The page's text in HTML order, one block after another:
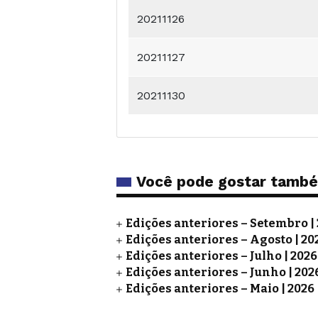
20211126
20211127
20211130
Você pode gostar
Edições anteriores – Setembro |
Edições anteriores – Agosto |
Edições anteriores – Julho | 2026
Edições anteriores – Junho |
Edições anteriores – Maio | 2026